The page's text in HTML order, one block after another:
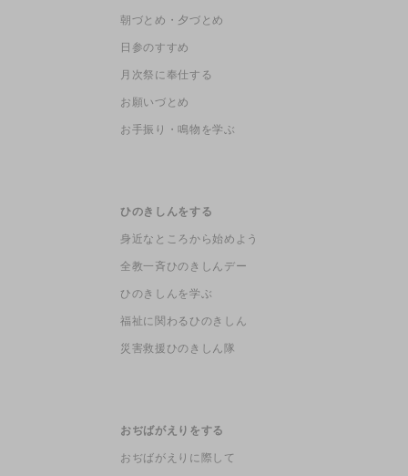
朝づとめ・夕づとめ
日参のすすめ
月次祭に奉仕する
お願いづとめ
お手振り・鳴物を学ぶ
ひのきしんをする
身近なところから始めよう
全教一斉ひのきしんデー
ひのきしんを学ぶ
福祉に関わるひのきしん
災害救援ひのきしん隊
おぢばがえりをする
おぢばがえりに際して